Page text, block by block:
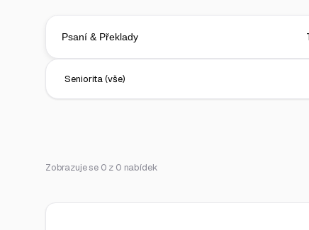
Zobrazuje se 0 z 0 nabídek